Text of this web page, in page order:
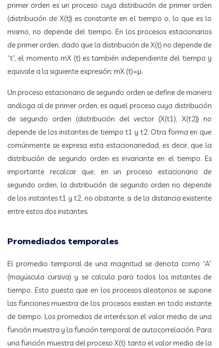
primer orden es un proceso cuya distribución de primer orden
(distribución de X(t)) es constante en el tiempo o, lo que es lo
mismo, no depende del tiempo. En los procesos estacionarios
de primer orden, dado que la distribución de X(t) no depende de
“t”, el momento mX (t) es también independiente del tiempo y
equivale a la siguiente expresión: mX (t)=μ.
Un proceso estacionario de segundo orden se define de manera
análoga al de primer orden, es aquel proceso cuya distribución
de segundo orden (distribución del vector (X(t1), X(t2)) no
depende de los instantes de tiempo t1 y t2. Otra forma en que
comúnmente se expresa esta estacionariedad, es decir, que la
distribución de segundo orden es invariante en el tiempo. Es
importante recalcar que, en un proceso estacionario de
segundo orden, la distribución de segundo orden no depende
de los instantes t1 y t2, no obstante, si de la distancia existente
entre estos dos instantes.
Promediados temporales
El promedio temporal de una magnitud se denota como “A”
(mayúscula cursiva) y se calcula para todos los instantes de
tiempo. Esto puesto que en los procesos aleatorios se supone
las funciones muestra de los procesos existen en todo instante
de tiempo. Los promedios de interés son el valor medio de una
función muestra y la función temporal de autocorrelación. Para
una función muestra del proceso X(t) tanto el valor medio de la